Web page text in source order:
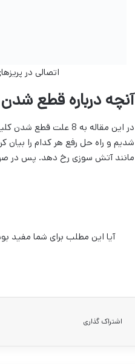
اتصالی در
آنچه درباره قطع
در این مقاله به 8
شدیم و راه حل رفع هر کدام را
مانند آتش سوزی رخ دهد. پس در
آیا این مطلب برای شما مفید
اشتراک گذاری